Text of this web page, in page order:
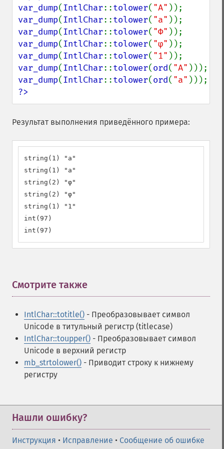
var_dump(IntlChar::tolower( "A"
var_dump(IntlChar::tolower( "a"
var_dump(IntlChar::tolower( "Φ"
var_dump(IntlChar::tolower( "φ"
var_dump(IntlChar::tolower( "1"
var_dump(IntlChar::tolower(ord( "A"
var_dump(IntlChar::tolower(ord( "a"
?>
Результат выполнения приведённого примера:
string(1) "a"
string(1) "a"
string(2) "φ"
string(2) "φ"
string(1) "1"
int(97)
int(97)
Смотрите также
IntlChar::totitle() - Преобразовывает символ
Unicode в титульный регистр (titlecase)
IntlChar::toupper() - Преобразовывает символ
Unicode в верхний регистр
mb_strtolower() - Приводит строку к нижнему
регистру
Нашли ошибку?
Инструкция • Исправление • Сообщение об ошибке